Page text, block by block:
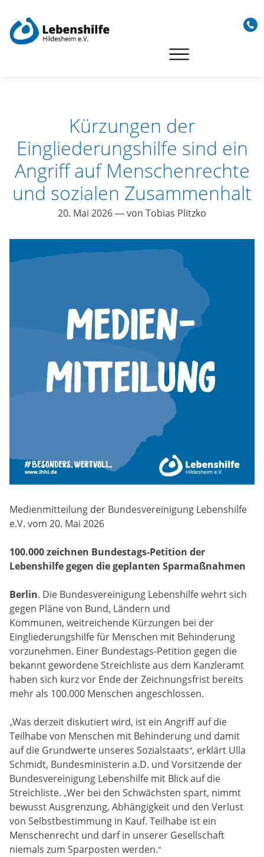
content
Kürzungen der
Eingliederungshilfe sind ein
Angriff auf Menschenrechte
und sozialen Zusammenhalt
20. Mai 2026— von Tobias Plitzko
Medienmitteilung der Bundesvereinigung Lebenshilfe
e.V. vom 20. Mai 2026
100.000 zeichnen Bundestags-Petition der
Lebenshilfe gegen die geplanten Sparmaßnahmen
Berlin. Die Bundesvereinigung Lebenshilfe wehrt sich
gegen Pläne von Bund, Ländern und
Kommunen, weitreichende Kürzungen bei der
Eingliederungshilfe für Menschen mit Behinderung
vorzunehmen. Einer Bundestags-Petition gegen die
bekannt gewordene Streichliste aus dem Kanzleramt
haben sich kurz vor Ende der Zeichnungsfrist bereits
mehr als 100.000 Menschen angeschlossen.
„Was derzeit diskutiert wird, ist ein Angriff auf die
Teilhabe von Menschen mit Behinderung und damit
auf die Grundwerte unseres Sozialstaats“, erklärt Ulla
Schmidt, Bundesministerin a.D. und Vorsitzende der
Bundesvereinigung Lebenshilfe mit Blick auf die
Streichliste. „Wer bei den Schwächsten spart, nimmt
bewusst Ausgrenzung, Abhängigkeit und den Verlust
von Selbstbestimmung in Kauf. Teilhabe ist ein
Menschenrecht und darf in unserer Gesellschaft
niemals zum Sparposten werden.“